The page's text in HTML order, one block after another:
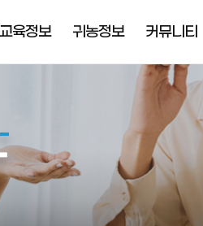
육정보
교육
귀촌학교
정착
쿨
귀농정보
빈집정보
농지정보
농지은행
일자리정보
커뮤니티